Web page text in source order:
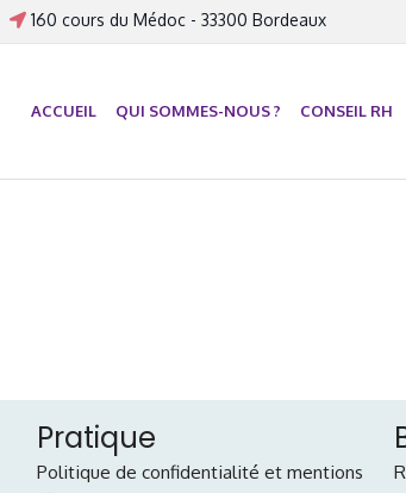
160 cours du Médoc - 33300 Bordeaux
ACCUEIL QUI SOMMES-NOUS ? CONSEIL RH
Pratique
Politique de confidentialité et mentions